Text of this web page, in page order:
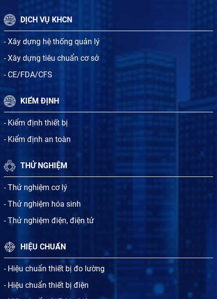
DỊCH VỤ KHCN
- Xây dựng hệ thống quản lý
- Xây dựng tiêu chuẩn cơ sở
- CE/FDA/CFS
KIỂM ĐỊNH
- Kiểm định thiết bị
- Kiểm định an toàn
THỬ NGHIỆM
- Thử nghiệm cơ lý
- Thử nghiệm hóa sinh
- Thử nghiệm điện, điện tử
HIỆU CHUẨN
- Hiệu chuẩn thiết bị đo lường
- Hiệu chuẩn thiết bị điện